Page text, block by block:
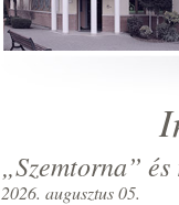
„Szemtorna”
2026. augusztus 05.